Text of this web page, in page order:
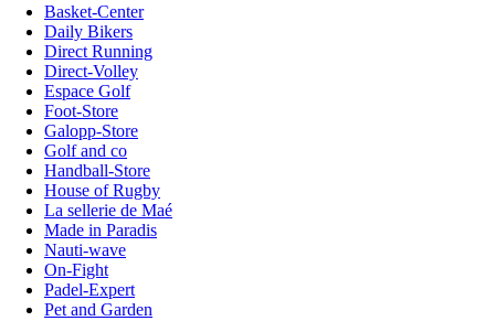
Basket-Center
Daily Bikers
Direct Running
Direct-Volley
Espace Golf
Foot-Store
Galopp-Store
Golf and co
Handball-Store
House of Rugby
La sellerie de Maé
Made in Paradis
Nauti-wave
On-Fight
Padel-Expert
Pet and Garden